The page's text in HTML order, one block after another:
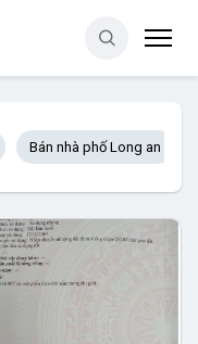
Bán nhà phố Long an